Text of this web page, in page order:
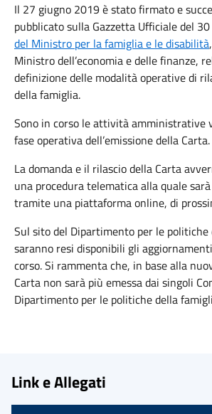
Il 27 giugno 2019 è stato firmato e
pubblicato sulla Gazzetta Ufficiale del
del Ministro per la famiglia e le disabilità
Ministro dell’economia e delle finanze,
definizione delle modalità operative di
della famiglia.
Sono in corso le attività amministrative
fase operativa dell’emissione della Carta.
La domanda e il rilascio della Carta
una procedura telematica alla quale
tramite una piattaforma online, di
Sul sito del Dipartimento per le
saranno resi disponibili gli
corso. Si rammenta che, in base alla
Carta non sarà più emessa dai singoli
Dipartimento per le politiche della
Link e Allegati